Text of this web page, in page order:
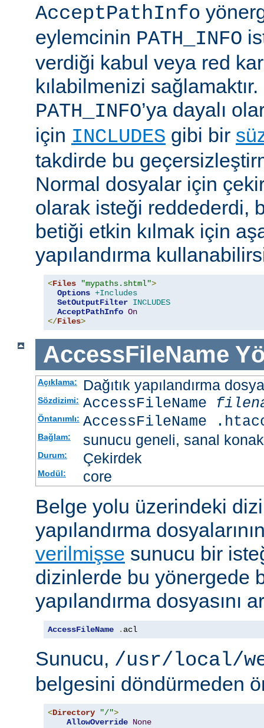
AcceptPathInfo
eylemcinin PATH_INFO
verdiği kabul veya red
kılabilmenizi
PATH_INFO’ya dayalı
için INCLUDES gibi bir
takdirde bu
Normal dosyalar için
olarak isteği reddederdi,
betiği etkin kılmak için
yapılandırma
<Files "mypaths.shtml">
Options +Includes
SetOutputFilter INCLUDES
AcceptPathInfo On
</Files>
AccessFileName
Açıklama: Dağıtık yapılandırma
Sözdizimi: AccessFileName
Öntanımlı: AccessFileName
Bağlam: sunucu geneli, sanal konak
Durum: Çekirdek
Modül: core
Belge yolu üzerindeki
yapılandırma
verilmişse sunucu bir
dizinlerde bu yönergede
yapılandırma dosyasını
AccessFileName . acl
Sunucu, /usr/local/
belgesini döndürmeden
<Directory "/">
AllowOverride None